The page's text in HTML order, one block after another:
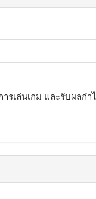
ารเล่นเกม และรับผล